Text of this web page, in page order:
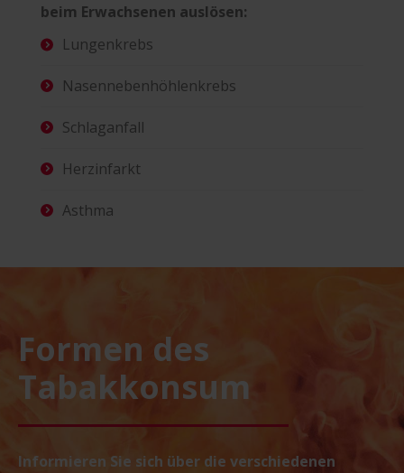
beim Erwachsenen auslösen:
Lungenkrebs
Nasennebenhöhlenkrebs
Schlaganfall
Herzinfarkt
Asthma
Formen des
Tabakkonsum
Informieren Sie sich über die verschiedenen